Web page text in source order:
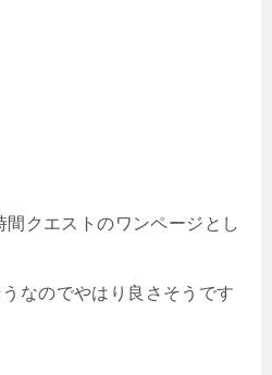
クエストのワンページとし
なのでやはり良さそうです